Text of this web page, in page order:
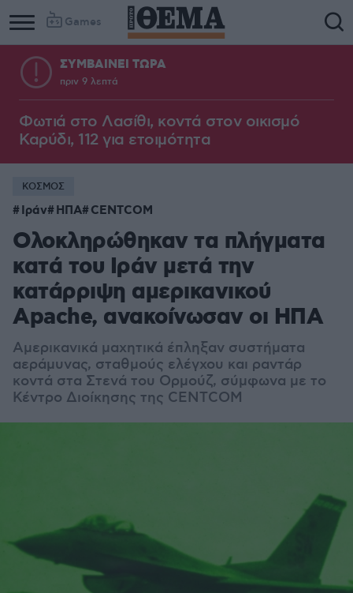
Games
ΣΥΜΒΑΙΝΕΙ ΤΩΡΑ
πριν 9 λεπτά
Φωτιά στο Λασίθι, κοντά στον οικισμό
Καρύδι, 112 για ετοιμότητα
ΚΟΣΜΟΣ
Ιράν ΗΠΑ CENTCOM
Ολοκληρώθηκαν τα πλήγματα
κατά του Ιράν μετά την
κατάρριψη αμερικανικού
Apache, ανακοίνωσαν οι ΗΠΑ
Αμερικανικά μαχητικά έπληξαν συστήματα
αεράμυνας, σταθμούς ελέγχου και ραντάρ
κοντά στα Στενά του Ορμούζ, σύμφωνα με το
Κέντρο Διοίκησης της CENTCOM